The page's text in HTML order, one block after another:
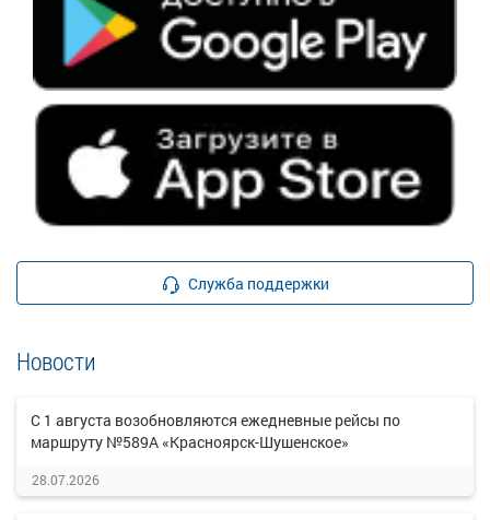
Служба поддержки
Новости
С 1 августа возобновляются ежедневные рейсы по
маршруту №589А «Красноярск-Шушенское»
28.07.2026